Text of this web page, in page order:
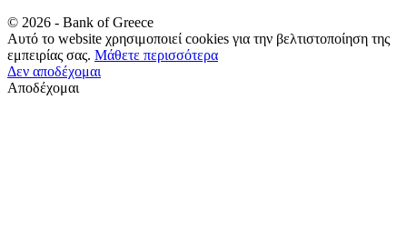
© 2026 - Bank of Greece
Αυτό το website χρησιμοποιεί cookies για την βελτιστοποίηση της
εμπειρίας σας. Μάθετε περισσότερα
Δεν αποδέχομαι
Αποδέχομαι